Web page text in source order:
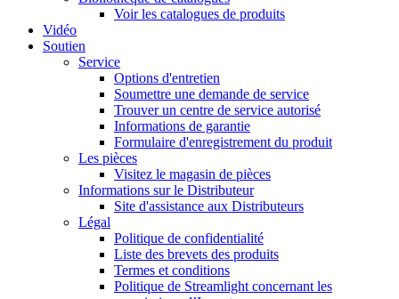
Voir les catalogues de produits
Vidéo
Soutien
Service
Options d'entretien
Soumettre une demande de service
Trouver un centre de service autorisé
Informations de garantie
Formulaire d'enregistrement du produit
Les pièces
Visitez le magasin de pièces
Informations sur le Distributeur
Site d'assistance aux Distributeurs
Légal
Politique de confidentialité
Liste des brevets des produits
Termes et conditions
Politique de Streamlight concernant les